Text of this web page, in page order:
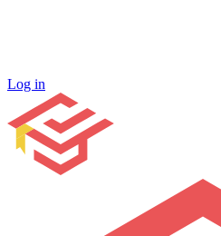
Log in